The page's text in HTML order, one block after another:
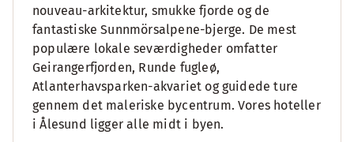
nouveau-arkitektur, smukke fjorde og de
fantastiske Sunnmörsalpene-bjerge. De mest
populære lokale seværdigheder omfatter
Geirangerfjorden, Runde fugleø,
Atlanterhavsparken-akvariet og guidede ture
gennem det maleriske bycentrum. Vores hoteller
i Ålesund ligger alle midt i byen.